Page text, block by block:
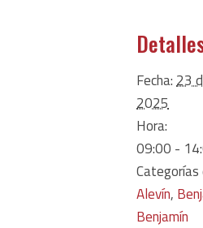
Fecha:23
2025
Hora:
09:00 -
Alevín,
Benjamín